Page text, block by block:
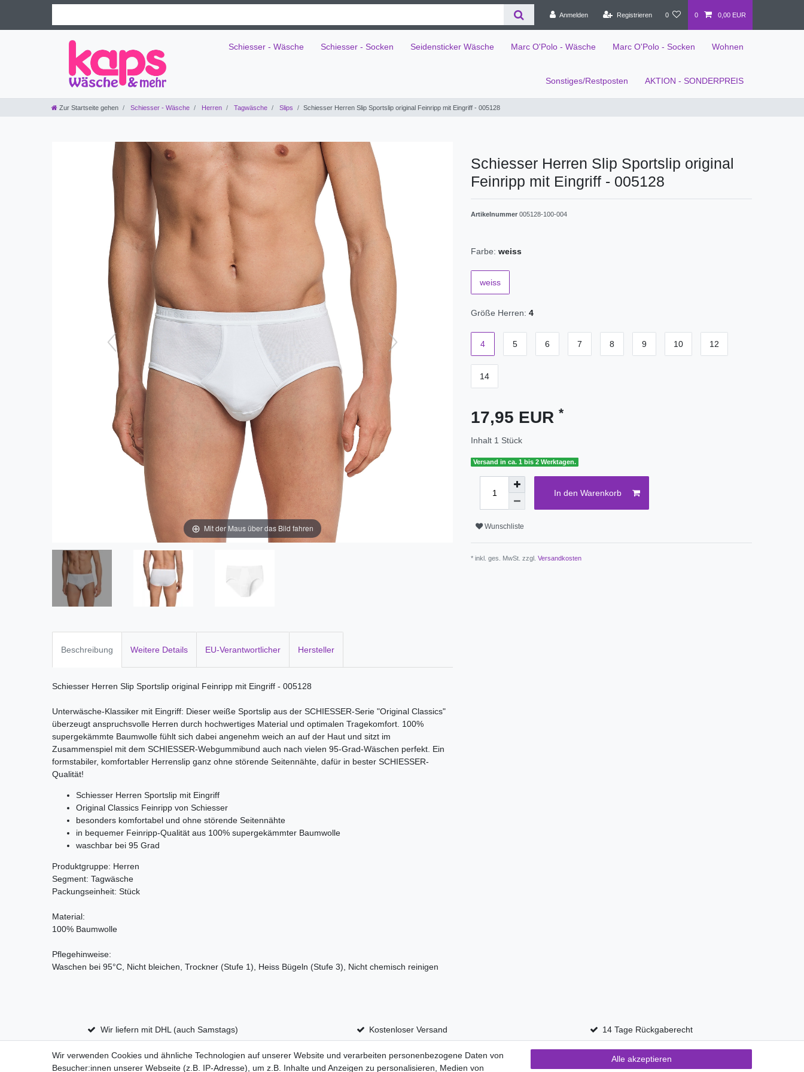
Anmelden Registrieren 0 0 0,00 EUR
Schiesser - Wäsche Schiesser - Socken Seidensticker Wäsche Marc O'Polo - Wäsche Marc O'Polo - Socken Wohnen
Sonstiges/Restposten AKTION - SONDERPREIS
Zur Startseite gehen Schiesser - Wäsche Herren Tagwäsche Slips Schiesser Herren Slip Sportslip original Feinripp mit Eingriff - 005128
Mit der Maus über das Bild fahren
Schiesser Herren Slip Sportslip original
Feinripp mit Eingriff - 005128
Artikelnummer 005128-100-004
Farbe: weiss
weiss
Größe Herren: 4
4 5 6 7 8 9 10 12
14
17,95 EUR *
Inhalt 1 Stück
Versand in ca. 1 bis 2 Werktagen.
In den Warenkorb
Wunschliste
* inkl. ges. MwSt. zzgl. Versandkosten
Beschreibung Weitere Details EU-Verantwortlicher Hersteller
Schiesser Herren Slip Sportslip original Feinripp mit Eingriff - 005128
Unterwäsche-Klassiker mit Eingriff: Dieser weiße Sportslip aus der SCHIESSER-Serie "Original Classics"
überzeugt anspruchsvolle Herren durch hochwertiges Material und optimalen Tragekomfort. 100%
supergekämmte Baumwolle fühlt sich dabei angenehm weich an auf der Haut und sitzt im
Zusammenspiel mit dem SCHIESSER-Webgummibund auch nach vielen 95-Grad-Wäschen perfekt. Ein
formstabiler, komfortabler Herrenslip ganz ohne störende Seitennähte, dafür in bester SCHIESSER-
Qualität!
Schiesser Herren Sportslip mit Eingriff
Original Classics Feinripp von Schiesser
besonders komfortabel und ohne störende Seitennähte
in bequemer Feinripp-Qualität aus 100% supergekämmter Baumwolle
waschbar bei 95 Grad
Produktgruppe: Herren
Segment: Tagwäsche
Packungseinheit: Stück
Material:
100% Baumwolle
Pflegehinweise:
Waschen bei 95°C, Nicht bleichen, Trockner (Stufe 1), Heiss Bügeln (Stufe 3), Nicht chemisch reinigen
Wir liefern mit DHL (auch Samstags) Kostenloser Versand 14 Tage Rückgaberecht
Wir verwenden Cookies und ähnliche Technologien auf unserer Website und verarbeiten personenbezogene Daten von
Besucher:innen unserer Webseite (z.B. IP-Adresse), um z.B. Inhalte und Anzeigen zu personalisieren, Medien von
Alle akzeptieren